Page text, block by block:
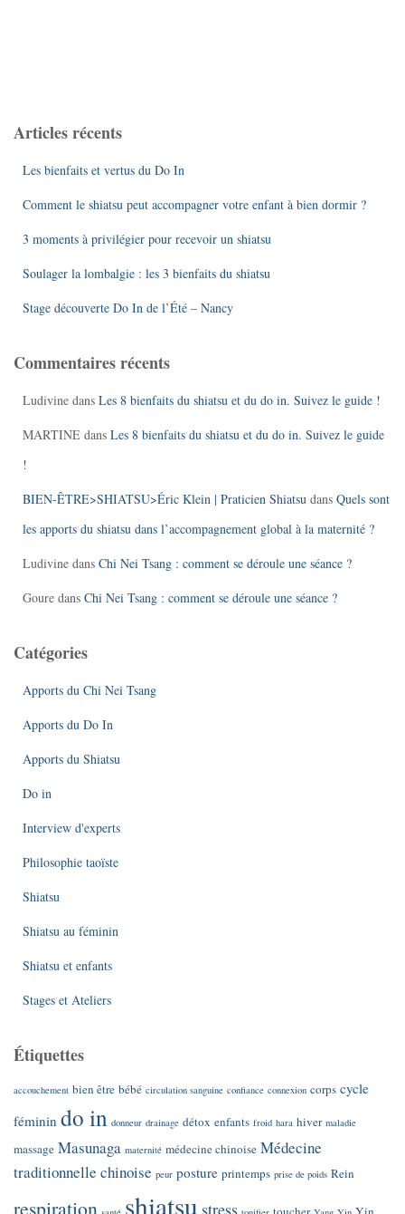
Articles récents
Les bienfaits et vertus du Do In
Comment le shiatsu peut accompagner votre enfant à bien dormir ?
3 moments à privilégier pour recevoir un shiatsu
Soulager la lombalgie : les 3 bienfaits du shiatsu
Stage découverte Do In de l’Été – Nancy
Commentaires récents
Ludivine dans Les 8 bienfaits du shiatsu et du do in. Suivez le guide !
MARTINE dans Les 8 bienfaits du shiatsu et du do in. Suivez le guide
!
BIEN-ÊTRE>SHIATSU>Éric Klein | Praticien Shiatsu dans Quels sont
les apports du shiatsu dans l’accompagnement global à la maternité ?
Ludivine dans Chi Nei Tsang : comment se déroule une séance ?
Goure dans Chi Nei Tsang : comment se déroule une séance ?
Catégories
Apports du Chi Nei Tsang
Apports du Do In
Apports du Shiatsu
Do in
Interview d'experts
Philosophie taoïste
Shiatsu
Shiatsu au féminin
Shiatsu et enfants
Stages et Ateliers
Étiquettes
accouchement bien être bébé circulation sanguine confiance connexion corps cycle
féminin do in donneur drainage détox enfants froid hara hiver maladie
massage Masunaga maternité médecine chinoise Médecine
traditionnelle chinoise peur posture printemps prise de poids Rein
respiration shiatsu stress